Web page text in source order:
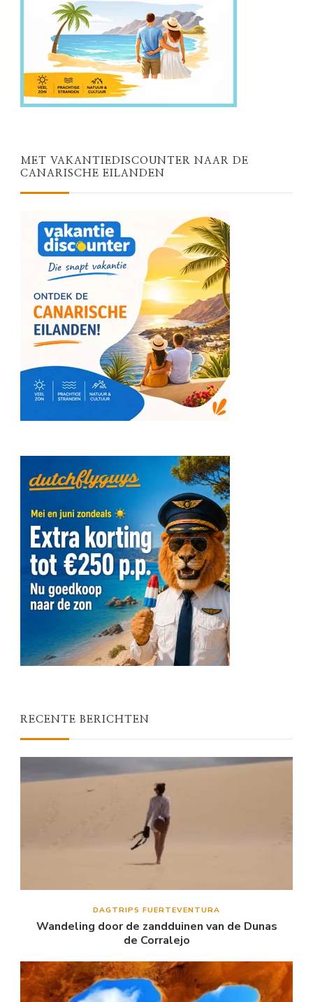
MET VAKANTIEDISCOUNTER NAAR DE
CANARISCHE EILANDEN
RECENTE BERICHTEN
DAGTRIPS FUERTEVENTURA
Wandeling door de zandduinen van de Dunas
de Corralejo